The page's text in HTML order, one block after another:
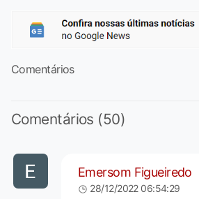
Comentários
Comentários (50)
Emersom Figueiredo
28/12/2022 06:54:29